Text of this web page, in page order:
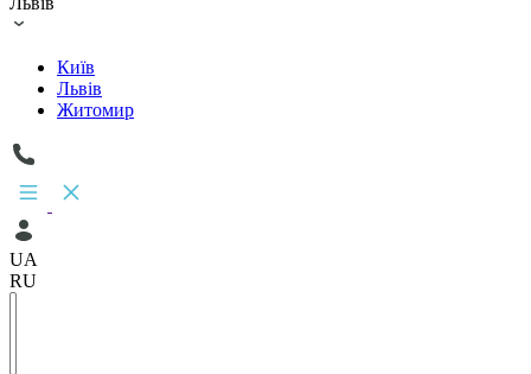
Київ
Львів
Житомир
UA
RU